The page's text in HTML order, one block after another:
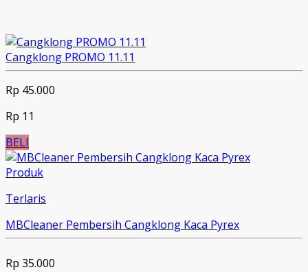
Cangklong PROMO 11.11
Rp 45.000
Rp 11
BELI
Produk
Terlaris
MBCleaner Pembersih Cangklong Kaca Pyrex
Rp 35.000